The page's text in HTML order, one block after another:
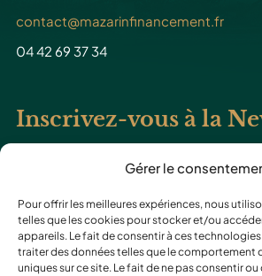
Gérer le
Pour offrir les meilleures expériences, nous
telles que les cookies pour stocker et/ou
appareils. Le fait de consentir à ces
traiter des données telles que le comportement
uniques sur ce site. Le fait de ne pas consentir ou
contact@mazarinfinancement.fr
04 42 69 37 34
Inscrivez-vous à la
J'accepte de recevoir des informations et